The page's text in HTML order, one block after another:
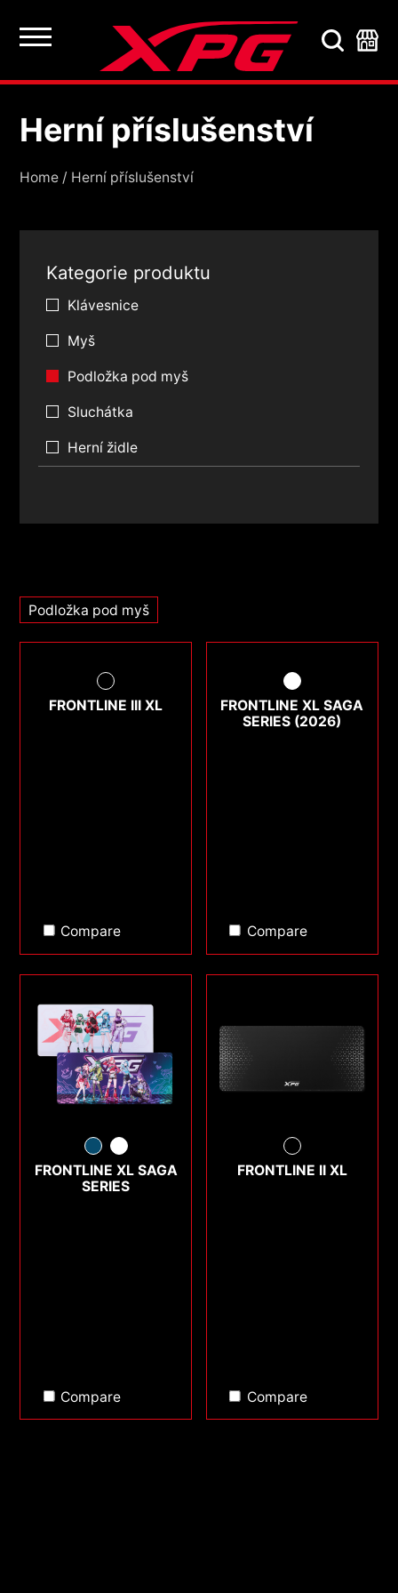
Herní příslušenství
Herní příslušenství
Home / Herní příslušenství
Kategorie produktu
Klávesnice
Myš
Podložka pod myš
Sluchátka
Herní židle
Podložka pod myš
FRONTLINE III XL
Compare
FRONTLINE XL SAGA
SERIES (2026)
Compare
FRONTLINE XL SAGA
SERIES
Compare
FRONTLINE II XL
Compare